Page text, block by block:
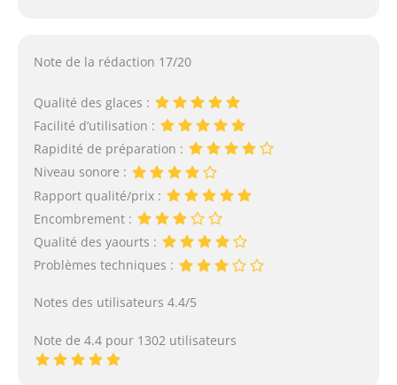
Note de la rédaction 17/20
Qualité des glaces :
Facilité d’utilisation :
Rapidité de préparation :
Niveau sonore :
Rapport qualité/prix :
Encombrement :
Qualité des yaourts :
Problèmes techniques :
Notes des utilisateurs 4.4/5
Note de 4.4 pour 1302 utilisateurs